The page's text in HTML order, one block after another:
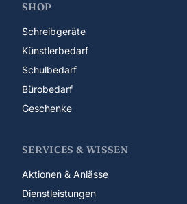
SHOP
Schreibgeräte
Künstlerbedarf
Schulbedarf
Bürobedarf
Geschenke
SERVICES & WISSEN
Aktionen & Anlässe
Dienstleistungen